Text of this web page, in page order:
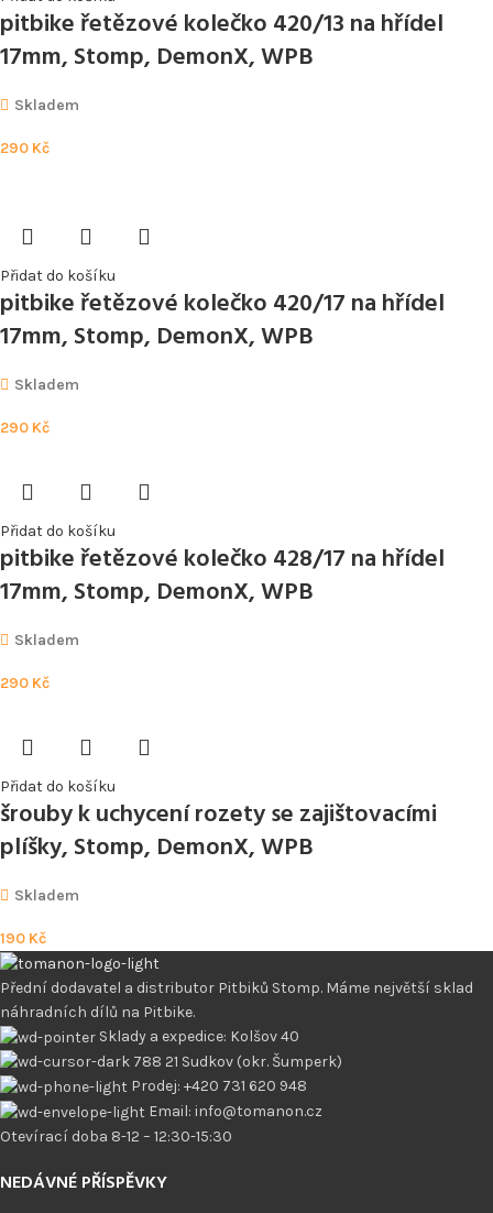
pitbike řetězové kolečko 420/13 na hřídel
17mm, Stomp, DemonX, WPB
Skladem
290 Kč
Přidat do košíku
pitbike řetězové kolečko 420/17 na hřídel
17mm, Stomp, DemonX, WPB
Skladem
290 Kč
Přidat do košíku
pitbike řetězové kolečko 428/17 na hřídel
17mm, Stomp, DemonX, WPB
Skladem
290 Kč
Přidat do košíku
šrouby k uchycení rozety se zajištovacími
plíšky, Stomp, DemonX, WPB
Skladem
190 Kč
Přední dodavatel a distributor Pitbiků Stomp. Máme největší sklad
náhradních dílů na Pitbike.
Sklady a expedice: Kolšov 40
788 21 Sudkov (okr. Šumperk)
Prodej: +420 731 620 948
Email: info@tomanon.cz
Otevírací doba 8-12 – 12:30-15:30
NEDÁVNÉ PŘÍSPĚVKY